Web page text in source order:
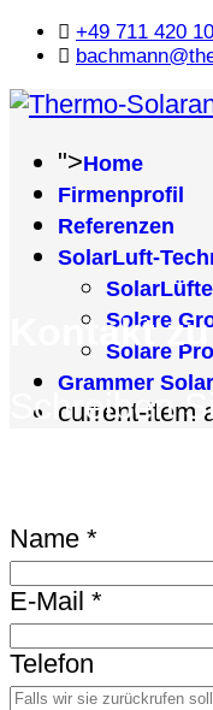
+49 711 420
">Home
Firmenprofil
Referenzen
SolarLuft-
Solare
Solare
Grammer Solar
current-item
Kontakt
Schreiben
Name *
E-Mail *
Telefon